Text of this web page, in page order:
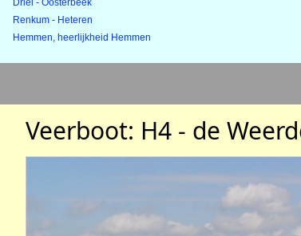
Renkum - Heteren
Hemmen, heerlijkheid Hemmen
Veerboot: H4 - de